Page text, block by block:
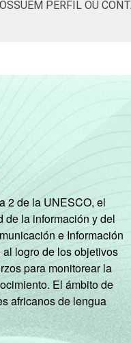
PERFIL OU
2 de la UNESCO, el
de la información y del
e Información
logro de los objetivos
para monitorear la
El ámbito de
africanos de lengua